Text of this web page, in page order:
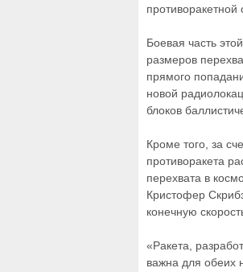
Боевая часть
размеров
прямого
новой
блоков
Кроме того, за
противоракета
перехвата в
Кристофер
конечную
«Ракета,
важна для обеих